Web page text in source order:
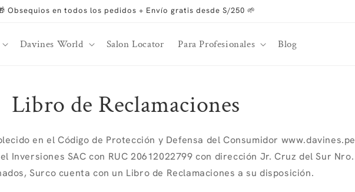
Obsequios en todos los pedidos + Envío gratis desde S/250 🌱
Davines World Salon Locator Para Profesionales Blog
Libro de Reclamaciones
en el Código de Protección y Defensa del Consumidor www.davines.pe
Inversiones SAC con RUC 20612022799 con dirección Jr. Cruz del Sur Nro.
Surco cuenta con un Libro de Reclamaciones a su disposición.